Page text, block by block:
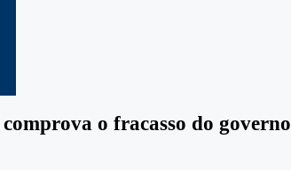
o fracasso do governo